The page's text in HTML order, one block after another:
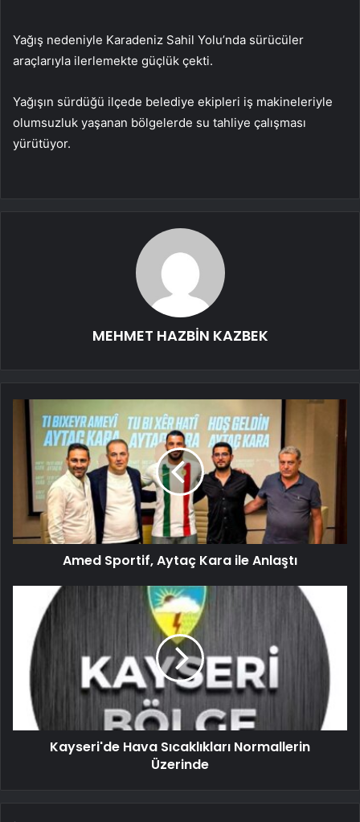
Yağış nedeniyle Karadeniz Sahil Yolu’nda sürücüler
araçlarıyla ilerlemekte güçlük çekti.
Yağışın sürdüğü ilçede belediye ekipleri iş makineleriyle
olumsuzluk yaşanan bölgelerde su tahliye çalışması
yürütüyor.
MEHMET HAZBİN KAZBEK
Amed Sportif, Aytaç Kara ile Anlaştı
Kayseri'de Hava Sıcaklıkları Normallerin
Üzerinde